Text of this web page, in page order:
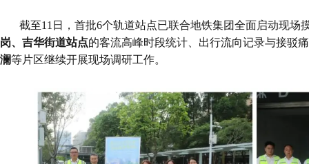
截至11日，首批6个轨道站点已联合地铁集团全面启动现场
岗、吉华街道站点的客流高峰时段统计、出行流向记录与接驳
澜等片区继续开展现场调研工作。